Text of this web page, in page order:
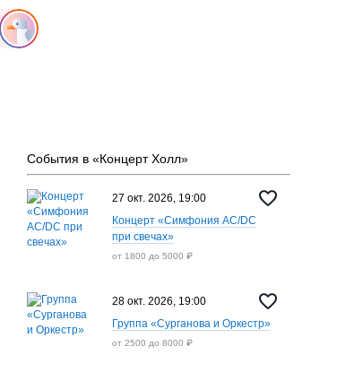
События в «Концерт Холл»
27 окт. 2026, 19:00
Концерт «Симфония AC/DC
при свечах»
от 1800 до 5000 ₽
28 окт. 2026, 19:00
Группа «Сурганова и Оркестр»
от 2500 до 8000 ₽